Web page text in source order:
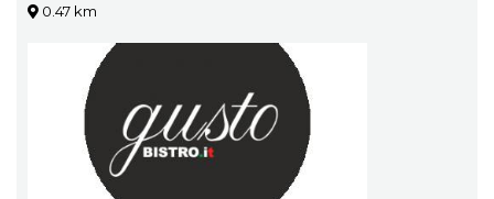
0.47 km